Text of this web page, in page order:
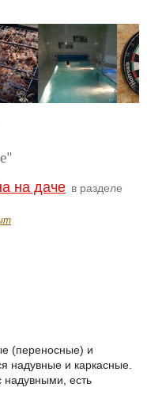
на даче в разделе
(переносные) и
надувные и каркасные.
надувными, есть